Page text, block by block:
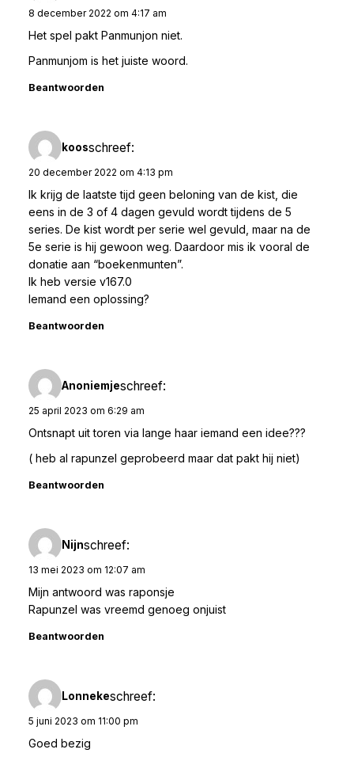
8 december 2022 om 4:17 am
Het spel pakt Panmunjon niet.
Panmunjom is het juiste woord.
Beantwoorden
koosschreef:
20 december 2022 om 4:13 pm
Ik krijg de laatste tijd geen beloning van de kist, die
eens in de 3 of 4 dagen gevuld wordt tijdens de 5
series. De kist wordt per serie wel gevuld, maar na de
5e serie is hij gewoon weg. Daardoor mis ik vooral de
donatie aan “boekenmunten”.
Ik heb versie v167.0
Iemand een oplossing?
Beantwoorden
Anoniemjeschreef:
25 april 2023 om 6:29 am
Ontsnapt uit toren via lange haar iemand een idee???
( heb al rapunzel geprobeerd maar dat pakt hij niet)
Beantwoorden
Nijnschreef:
13 mei 2023 om 12:07 am
Mijn antwoord was raponsje
Rapunzel was vreemd genoeg onjuist
Beantwoorden
Lonnekeschreef:
5 juni 2023 om 11:00 pm
Goed bezig